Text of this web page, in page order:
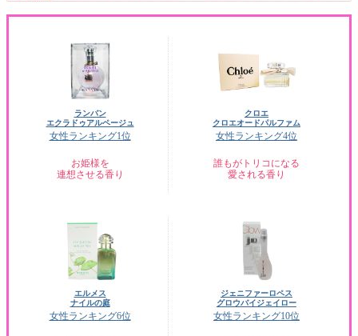
ランバン
エクラドゥアルページュ
女性ランキング1位
お姫様を
連想させる香り
クロエ
クロエオードパルファム
女性ランキング4位
誰もがトリコになる
愛される香り
エルメス
ナイルの庭
女性ランキング6位
ジェニファーロペス
グロウバイジェイロー
女性ランキング10位